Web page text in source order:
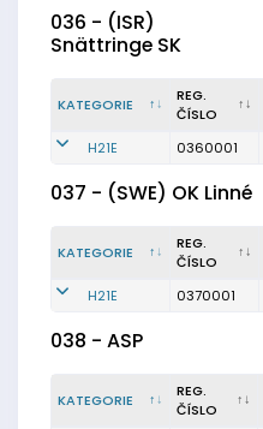
036 - (ISR)
Snättringe SK
KATEGORIE
REG.
ČÍSLO
H21E 0360001
037 - (SWE) OK Linné
KATEGORIE
REG.
ČÍSLO
H21E 0370001
038 - ASP
KATEGORIE
REG.
ČÍSLO